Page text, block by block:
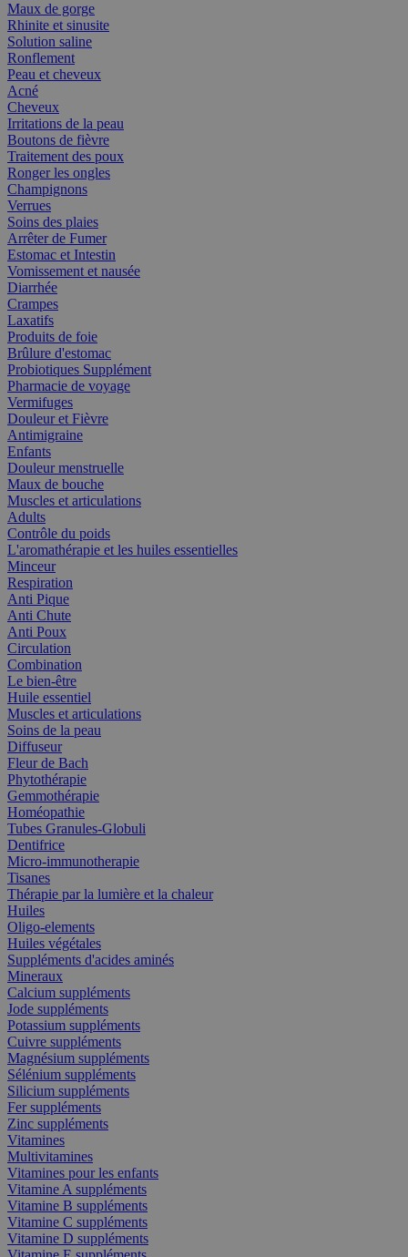
Maux de gorge
Rhinite et sinusite
Solution saline
Ronflement
Peau et cheveux
Acné
Cheveux
Irritations de la peau
Boutons de fièvre
Traitement des poux
Ronger les ongles
Champignons
Verrues
Soins des plaies
Arrêter de Fumer
Estomac et Intestin
Vomissement et nausée
Diarrhée
Crampes
Laxatifs
Produits de foie
Brûlure d'estomac
Probiotiques Supplément
Pharmacie de voyage
Vermifuges
Douleur et Fièvre
Antimigraine
Enfants
Douleur menstruelle
Maux de bouche
Muscles et articulations
Adults
Contrôle du poids
L'aromathérapie et les huiles essentielles
Minceur
Respiration
Anti Pique
Anti Chute
Anti Poux
Circulation
Combination
Le bien-être
Huile essentiel
Muscles et articulations
Soins de la peau
Diffuseur
Fleur de Bach
Phytothérapie
Gemmothérapie
Homéopathie
Tubes Granules-Globuli
Dentifrice
Micro-immunotherapie
Tisanes
Thérapie par la lumière et la chaleur
Huiles
Oligo-elements
Huiles végétales
Suppléments d'acides aminés
Mineraux
Calcium suppléments
Jode suppléments
Potassium suppléments
Cuivre suppléments
Magnésium suppléments
Sélénium suppléments
Silicium suppléments
Fer suppléments
Zinc suppléments
Vitamines
Multivitamines
Vitamines pour les enfants
Vitamine A suppléments
Vitamine B suppléments
Vitamine C suppléments
Vitamine D suppléments